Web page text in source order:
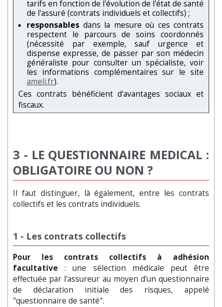
tarifs en fonction de l'évolution de l'état de santé
de l'assuré (contrats individuels et collectifs) ;
responsables dans la mesure où ces contrats
respectent le parcours de soins coordonnés
(nécessité par exemple, sauf urgence et
dispense expresse, de passer par son médecin
généraliste pour consulter un spécialiste, voir
les informations complémentaires sur le site
ameli.fr).
Ces contrats bénéficient d'avantages sociaux et
fiscaux.
3 - LE QUESTIONNAIRE MEDICAL :
OBLIGATOIRE OU NON ?
Il faut distinguer, là également, entre les contrats
collectifs et les contrats individuels.
1 - Les contrats collectifs
Pour les contrats collectifs à adhésion
facultative : une sélection médicale peut être
effectuée par l'assureur au moyen d'un questionnaire
de déclaration initiale des risques, appelé
"questionnaire de santé".